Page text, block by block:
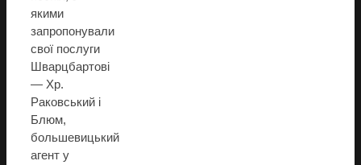
якими
запропонували
свої послуги
Шварцбартові
— Хр.
Раковський і
Блюм,
большевицький
агент у